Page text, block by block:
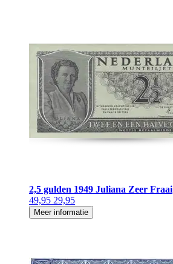
2,5 gulden 1949 Juliana Zeer Fraai
49,95 29,95
Meer informatie